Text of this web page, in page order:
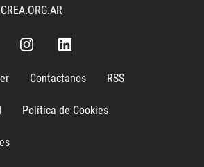
CREA.ORG.AR
Contactanos RSS
Política de Cookies